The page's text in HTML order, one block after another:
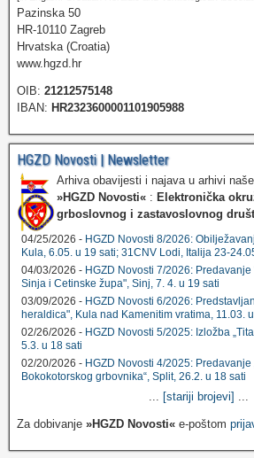
Pazinska 50
HR-10110 Zagreb
Hrvatska (Croatia)
www.hgzd.hr
OIB: 21212575148
IBAN: HR2323600001101905988
HGZD Novosti | Newsletter
Arhiva obavijesti i najava u arhivi
»HGZD Novosti« : Elektronička
grboslovnog i zastavoslovnog
04/25/2026 - HGZD Novosti 8/2026:
Kula, 6.05. u 19 sati; 31CNV Lodi, Italija 23-
04/03/2026 - HGZD Novosti 7/2026:
Sinja i Cetinske župa", Sinj, 7. 4. u 19 sati
03/09/2026 - HGZD Novosti 6/2026:
heraldica", Kula nad Kamenitim vratima, 11.03.
02/26/2026 - HGZD Novosti 5/2025: Izložba
5.3. u 18 sati
02/20/2026 - HGZD Novosti 4/2025:
Bokokotorskog grbovnika“, Split, 26.2. u 18 sati
... [stariji brojevi] ...
Za dobivanje »HGZD Novosti« e-poštom